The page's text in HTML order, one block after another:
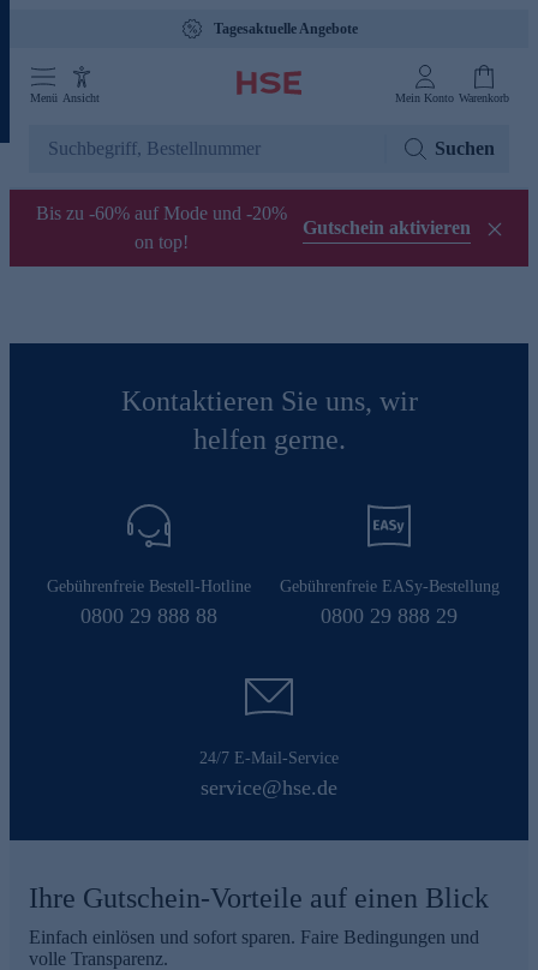
Tagesaktuelle Angebote
Menü Ansicht Mein Konto Warenkorb
Suchen
Bis zu -60% auf Mode und -20%
on top!
Gutschein aktivieren
Kontaktieren Sie uns, wir
helfen gerne.
Gebührenfreie Bestell-Hotline
0800 29 888 88
Gebührenfreie EASy-Bestellung
0800 29 888 29
24/7 E-Mail-Service
service@hse.de
Ihre Gutschein-Vorteile auf einen Blick
Einfach einlösen und sofort sparen. Faire Bedingungen und
volle Transparenz.